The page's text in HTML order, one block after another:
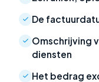
De
Omschrijving
diensten
Het bedrag